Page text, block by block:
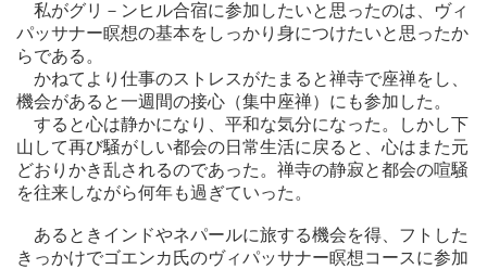
初心者ガイダンス
協会について
私がグリ－ンヒル合宿に参加したいと思ったのは、ヴィ
パッサナー瞑想の基本をしっかり身につけたいと思ったか
らである。
かねてより仕事のストレスがたまると禅寺で座禅をし、
機会があると一週間の接心（集中座禅）にも参加した。
すると心は静かになり、平和な気分になった。しかし下
山して再び騒がしい都会の日常生活に戻ると、心はまた元
どおりかき乱されるのであった。禅寺の静寂と都会の喧騒
を往来しながら何年も過ぎていった。
あるときインドやネパールに旅する機会を得、フトした
きっかけでゴエンカ氏のヴィパッサナー瞑想コースに参加